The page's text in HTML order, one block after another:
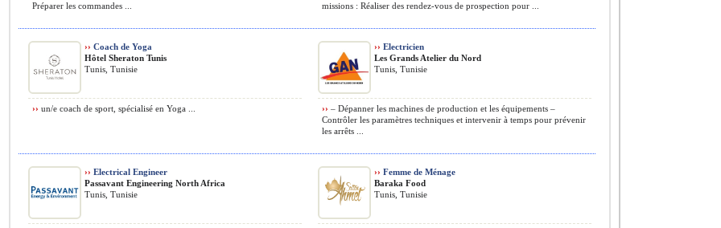
Préparer les commandes ...
missions : Réaliser des rendez-vous de prospection pour ...
›› Coach de Yoga
Hôtel Sheraton Tunis
Tunis, Tunisie
›› un/e coach de sport, spécialisé en Yoga ...
›› Electricien
Les Grands Atelier du Nord
Tunis, Tunisie
›› – Dépanner les machines de production et les équipements –
Contrôler les paramètres techniques et intervenir à temps pour prévenir
les arrêts ...
›› Electrical Engineer
Passavant Engineering North Africa
Tunis, Tunisie
›› Femme de Ménage
Baraka Food
Tunis, Tunisie